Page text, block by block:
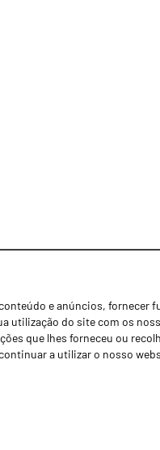
e anúncios, fornecer
utilização do site com os
que lhes forneceu ou
a utilizar o nosso
Agricultura
Transportes
Gama Floresta